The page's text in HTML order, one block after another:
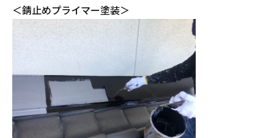
＜錆止めプライマー塗装＞